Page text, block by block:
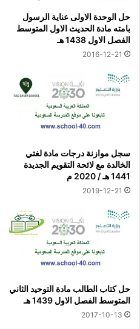
حل الوحدة الاولى عناية الرسول
بامته مادة الحديث الاول المتوسط
الفصل الاول 1438 هـ
2016-12-21
سجل موازنة درجات مادة لغتي
الخالدة مع لائحة التقويم الجديدة
1441 هـ / 2020 م
2019-12-21
حل كتاب الطالب مادة التوحيد الثاني
المتوسط الفصل الاول 1439 هـ
2017-10-13